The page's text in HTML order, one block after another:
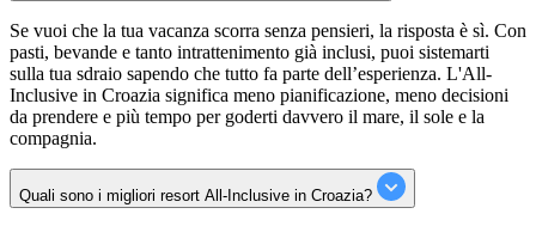
Se vuoi che la tua vacanza scorra senza pensieri, la risposta è sì. Con
pasti, bevande e tanto intrattenimento già inclusi, puoi sistemarti
sulla tua sdraio sapendo che tutto fa parte dell’esperienza. L'All-
Inclusive in Croazia significa meno pianificazione, meno decisioni
da prendere e più tempo per goderti davvero il mare, il sole e la
compagnia.
Quali sono i migliori resort All-Inclusive in Croazia?